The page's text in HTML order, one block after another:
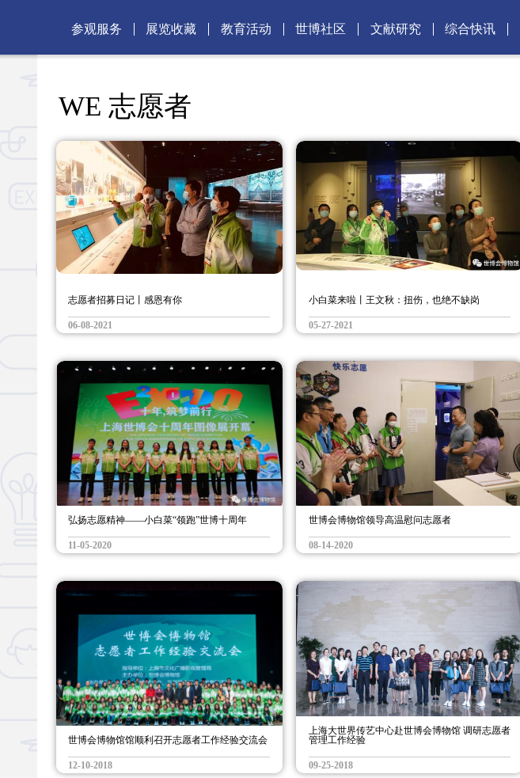
参观服务 展览收藏 教育活动 世博社区 文献研究 综合快讯
WE 志愿者
志愿者招募日记丨感恩有你
06-08-2021
小白菜来啦丨王文秋：扭伤，也绝不缺岗
05-27-2021
弘扬志愿精神——小白菜“领跑”世博十周年
11-05-2020
世博会博物馆领导高温慰问志愿者
08-14-2020
世博会博物馆馆顺利召开志愿者工作经验交流会
12-10-2018
上海大世界传艺中心赴世博会博物馆 调研志愿者
管理工作经验
09-25-2018